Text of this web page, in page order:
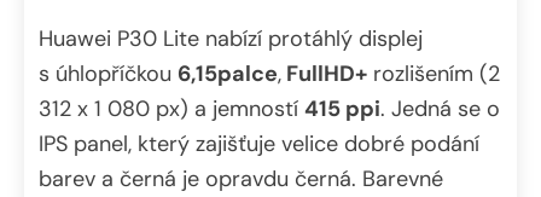
Huawei P30 Lite nabízí protáhlý displej
s úhlopříčkou 6,15palce, FullHD+ rozlišením (2
312 x 1 080 px) a jemností 415 ppi. Jedná se o
IPS panel, který zajišťuje velice dobré podání
barev a černá je opravdu černá. Barevné